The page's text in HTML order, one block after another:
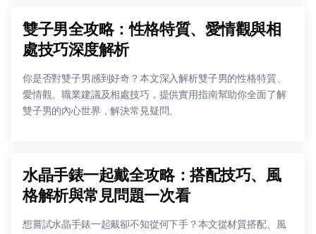
雙子男全攻略：性格特質、愛情觀與相
處技巧深度解析
你是否對雙子男感到好奇？本文深入解析雙子男的性格特質、
愛情觀、職業建議及相處技巧，提供實用指南幫助你全面了解
雙子男的內心世界，解決常見疑問。
水晶手錶一起戴全攻略：搭配技巧、風
格解析與常見問題一次看
想嘗試水晶手錶一起戴卻不知從何下手？本文從材質搭配、風